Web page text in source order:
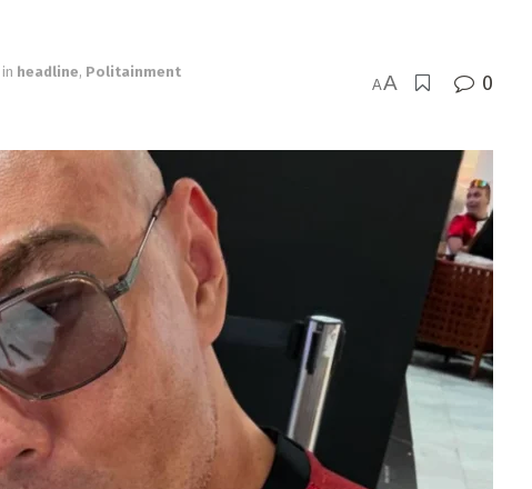
in headline, Politainment
AA 0